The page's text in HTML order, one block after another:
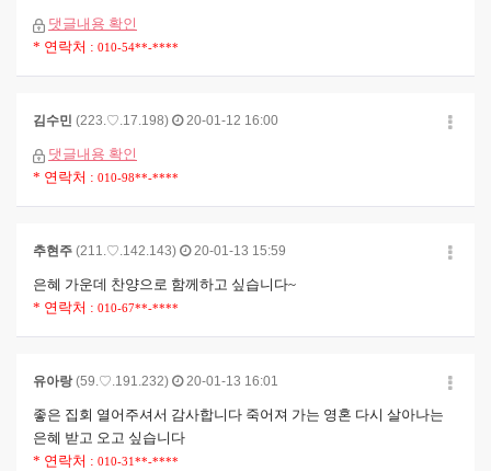
댓글내용 확인
* 연락처 : 010-54**-****
김수민 (223.♡.17.198) 20-01-12 16:00
댓글내용 확인
* 연락처 : 010-98**-****
추현주 (211.♡.142.143) 20-01-13 15:59
은혜 가운데 찬양으로 함께하고 싶습니다~
* 연락처 : 010-67**-****
유아랑 (59.♡.191.232) 20-01-13 16:01
좋은 집회 열어주셔서 감사합니다 죽어져 가는 영혼 다시 살아나는
은혜 받고 오고 싶습니다
* 연락처 : 010-31**-****